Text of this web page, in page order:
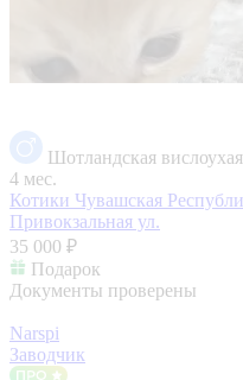
Шотландская
4 мес.
Котики Чувашская
Привокзальная ул.
35 000 ₽
Подарок
Документы проверены
Narspi
Заводчик